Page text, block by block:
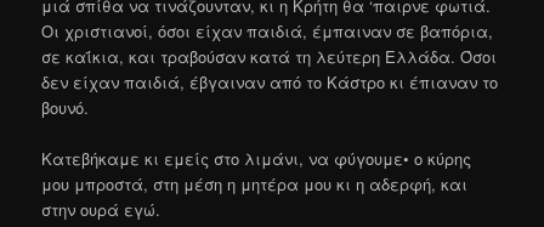
μιά σπίθα να τινάζουνταν, κι η Κρήτη θα ‘παιρνε φωτιά.
Οι χριστιανοί, όσοι είχαν παιδιά, έμπαιναν σε βαπόρια,
σε καΐκια, και τραβούσαν κατά τη λεύτερη Ελλάδα. Όσοι
δεν είχαν παιδιά, έβγαιναν από το Κάστρο κι έπιαναν το
βουνό.
Κατεβήκαμε κι εμείς στο λιμάνι, να φύγουμε• ο κύρης
μου μπροστά, στη μέση η μητέρα μου κι η αδερφή, και
στην ουρά εγώ.